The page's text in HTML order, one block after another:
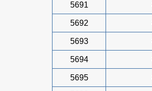
5691
5692
5693
5694
5695